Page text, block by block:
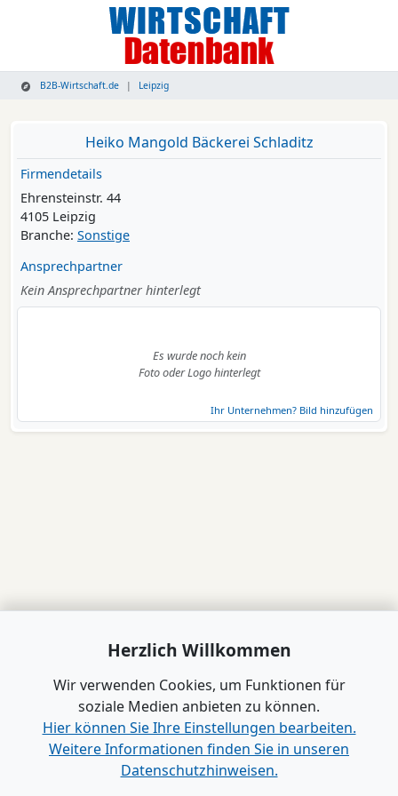
B2B-Wirtschaft.de Leipzig
Heiko Mangold Bäckerei Schladitz
Firmendetails
Ehrensteinstr. 44
4105 Leipzig
Branche: Sonstige
Ansprechpartner
Kein Ansprechpartner hinterlegt
Es wurde noch kein
Foto oder Logo hinterlegt
Ihr Unternehmen? Bild hinzufügen
Herzlich Willkommen
Wir verwenden Cookies, um Funktionen für
soziale Medien anbieten zu können.
Hier können Sie Ihre Einstellungen bearbeiten.
Weitere Informationen finden Sie in unseren
Datenschutzhinweisen.